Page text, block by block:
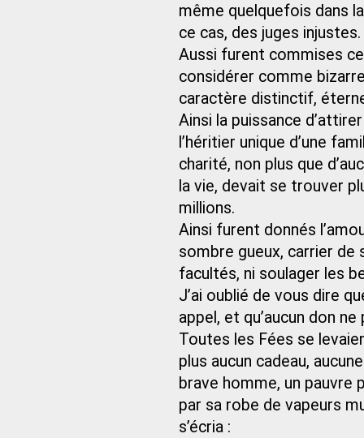
même quelquefois dans
ce cas, des juges injustes.
Aussi furent commises
considérer comme
caractère distinctif,
Ainsi la puissance
l’héritier unique d’une
charité, non plus que
la vie, devait se trouver
millions.
Ainsi furent donnés
sombre gueux, carrier de
facultés, ni soulager les
J’ai oublié de vous dire
appel, et qu’aucun don
Toutes les Fées se
plus aucun cadeau,
brave homme, un
par sa robe de vapeurs
s’écria :